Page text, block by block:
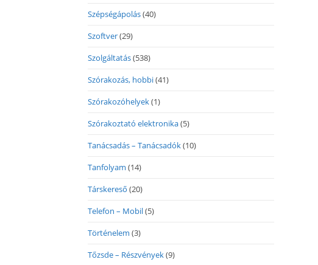
Szépségápolás(40)
Szoftver(29)
Szolgáltatás(538)
Szórakozás, hobbi(41)
Szórakozóhelyek(1)
Szórakoztató elektronika(5)
Tanácsadás – Tanácsadók(10)
Tanfolyam (14)
Társkereső (20)
Telefon – Mobil(5)
Történelem (3)
Tőzsde – Részvények(9)